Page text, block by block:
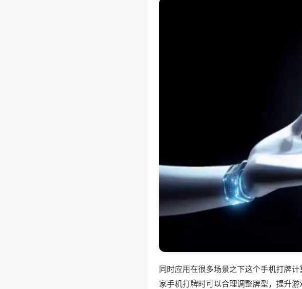
同时应用在很多场景之下这个手机打牌
家手机打牌时可以合理调整牌型，提升游